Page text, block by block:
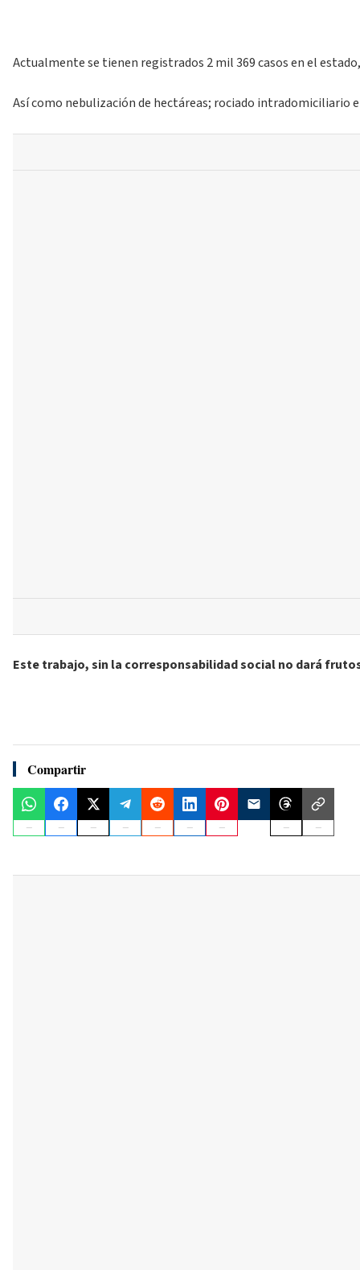
Actualmente se tienen registrados 2 mil 369 casos en el
Así como nebulización de hectáreas; rociado intradomiciliario
Este trabajo, sin la corresponsabilidad social no dará
Compartir